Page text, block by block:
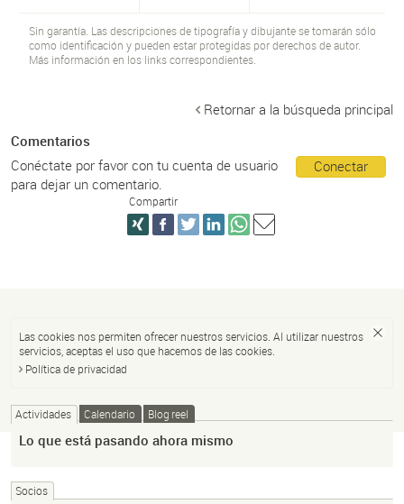
Sin garantía. Las descripciones de tipografía y dibujante se tomarán sólo
como identificación y pueden estar protegidas por derechos de autor.
Más información en los links correspondientes.
Retornar a la búsqueda principal
Comentarios
Conectar
Conéctate por favor con tu cuenta de usuario
para dejar un comentario.
Compartir
Las cookies nos permiten ofrecer nuestros servicios. Al utilizar nuestros
servicios, aceptas el uso que hacemos de las cookies.
Política de privacidad
Actividades Calendario Blog reel
Lo que está pasando ahora mismo
Socios